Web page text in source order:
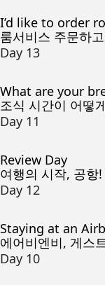
I’d like to order
룸서비스 주문하
Day 13
What are your
조식 시간이 어떻
Day 11
Review Day
여행의 시작, 공항!
Day 12
Staying at an
에어비엔비, 게스
Day 10